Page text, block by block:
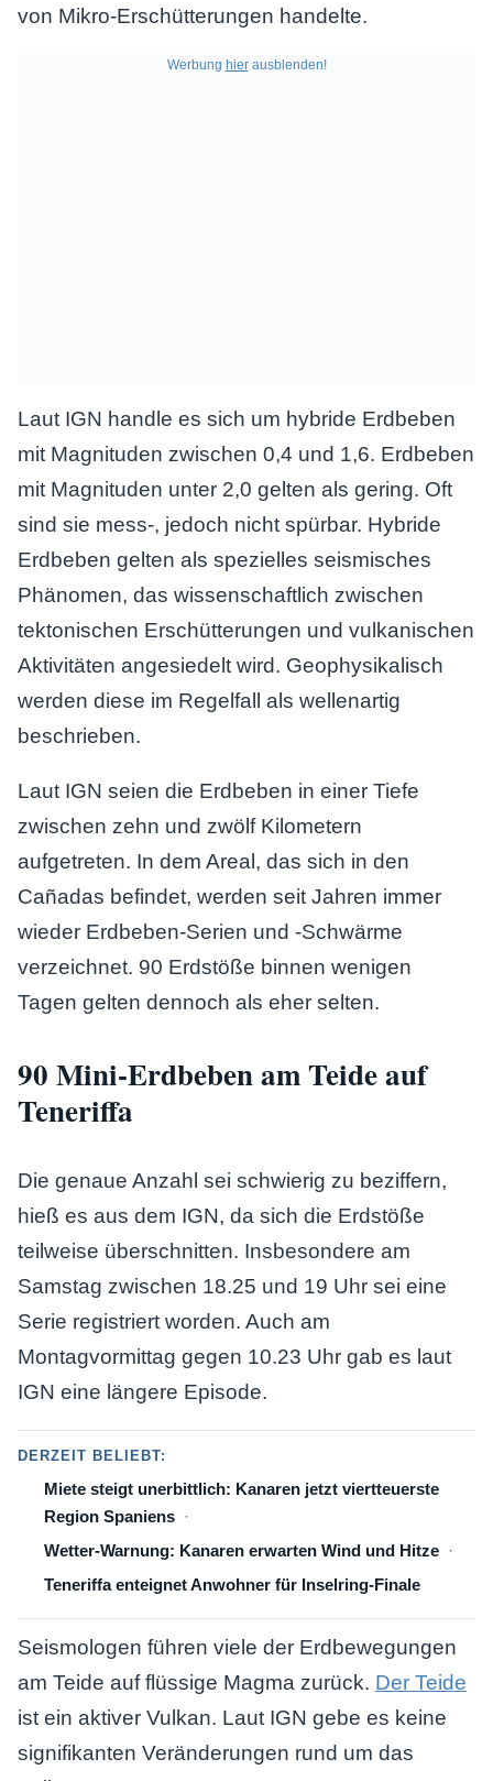
von Mikro-Erschütterungen handelte.
Werbung hierausblenden!
Laut IGN handle es sich um hybride Erdbeben
mit Magnituden zwischen 0,4 und 1,6. Erdbeben
mit Magnituden unter 2,0 gelten als gering. Oft
sind sie mess-, jedoch nicht spürbar. Hybride
Erdbeben gelten als spezielles seismisches
Phänomen, das wissenschaftlich zwischen
tektonischen Erschütterungen und vulkanischen
Aktivitäten angesiedelt wird. Geophysikalisch
werden diese im Regelfall als wellenartig
beschrieben.
Laut IGN seien die Erdbeben in einer Tiefe
zwischen zehn und zwölf Kilometern
aufgetreten. In dem Areal, das sich in den
Cañadas befindet, werden seit Jahren immer
wieder Erdbeben-Serien und -Schwärme
verzeichnet. 90 Erdstöße binnen wenigen
Tagen gelten dennoch als eher selten.
90 Mini-Erdbeben am Teide auf
Teneriffa
Die genaue Anzahl sei schwierig zu beziffern,
hieß es aus dem IGN, da sich die Erdstöße
teilweise überschnitten. Insbesondere am
Samstag zwischen 18.25 und 19 Uhr sei eine
Serie registriert worden. Auch am
Montagvormittag gegen 10.23 Uhr gab es laut
IGN eine längere Episode.
DERZEIT BELIEBT:
Miete steigt unerbittlich: Kanaren jetzt viertteuerste
Region Spaniens
Wetter-Warnung: Kanaren erwarten Wind und Hitze
Teneriffa enteignet Anwohner für Inselring-Finale
Seismologen führen viele der Erdbewegungen
am Teide auf flüssige Magma zurück. Der Teide
ist ein aktiver Vulkan. Laut IGN gebe es keine
signifikanten Veränderungen rund um das